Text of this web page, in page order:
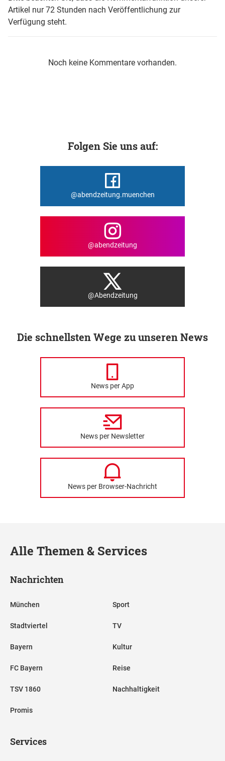
Artikel nur 72 Stunden nach Veröffentlichung zur
Verfügung steht.
Noch keine Kommentare vorhanden.
Folgen Sie uns auf:
@abendzeitung.muenchen
@abendzeitung
@Abendzeitung
Die schnellsten Wege zu unseren News
News per App
News per Newsletter
News per Browser-Nachricht
Alle Themen & Services
Nachrichten
München
Stadtviertel
Bayern
FC Bayern
TSV 1860
Promis
Sport
TV
Kultur
Reise
Nachhaltigkeit
Services